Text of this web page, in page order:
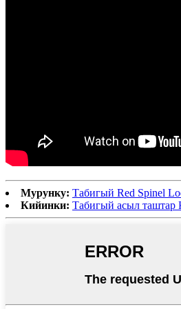
Мурунку: Табигый Red Spinel
Кийинки: Табигый асыл таштар